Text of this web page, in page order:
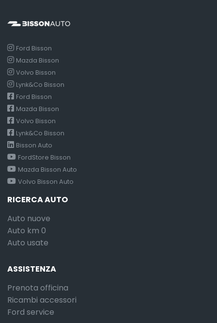
Ford Bisson
Mazda Bisson
Volvo Bisson
Lynk&Co Bisson
Ford Bisson
Mazda Bisson
Volvo Bisson
Lynk&Co Bisson
Bisson Auto
FordStore Bisson
Mazda Bisson Auto
Volvo Bisson Auto
RICERCA AUTO
Auto nuove
Auto km 0
Auto usate
ASSISTENZA
Prenota officina
Ricambi accessori
Ford service